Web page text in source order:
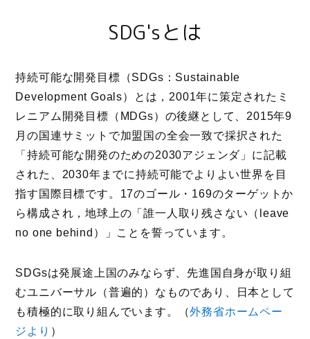
SDG'sとは
持続可能な開発目標（SDGs：Sustainable
Development Goals）とは，2001年に策定されたミ
レニアム開発目標（MDGs）の後継として、2015年9
月の国連サミットで加盟国の全会一致で採択された
「持続可能な開発のための2030アジェンダ」に記載
された、2030年までに持続可能でよりよい世界を目
指す国際目標です。17のゴール・169のターゲットか
ら構成され，地球上の「誰一人取り残さない（leave
no one behind）」ことを誓っています。
SDGsは発展途上国のみならず、先進国自身が取り組
むユニバーサル（普遍的）なものであり、日本として
も積極的に取り組んでいます。（外務省ホームペー
ジより ）